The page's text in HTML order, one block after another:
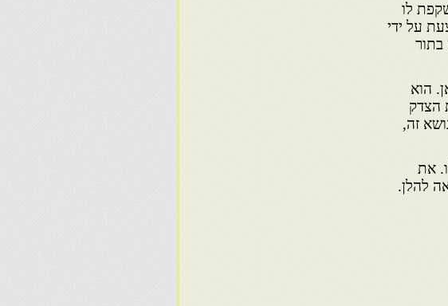
לו
על ידי
בתור
הוא
הצדק
זה,
את